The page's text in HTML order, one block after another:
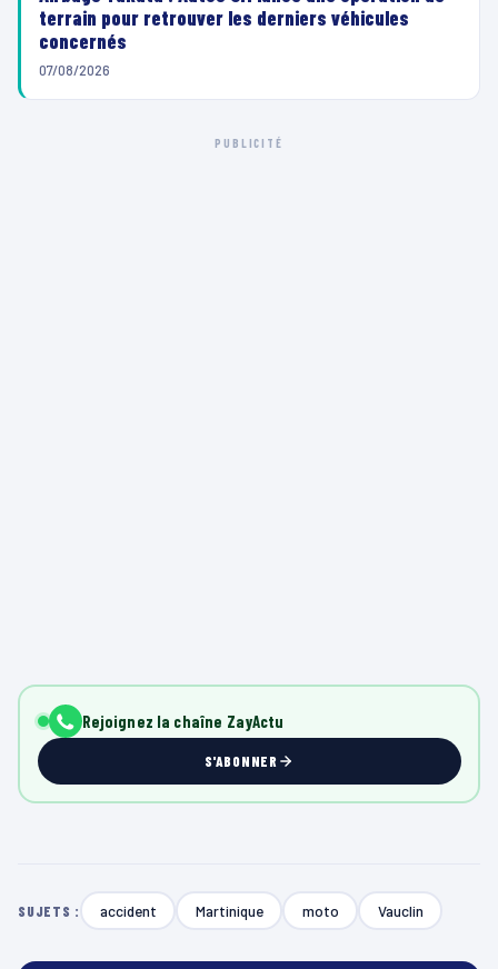
terrain pour retrouver les derniers véhicules
concernés
07/08/2026
PUBLICITÉ
Rejoignez la chaîne ZayActu
S'ABONNER
SUJETS : accident Martinique moto Vauclin